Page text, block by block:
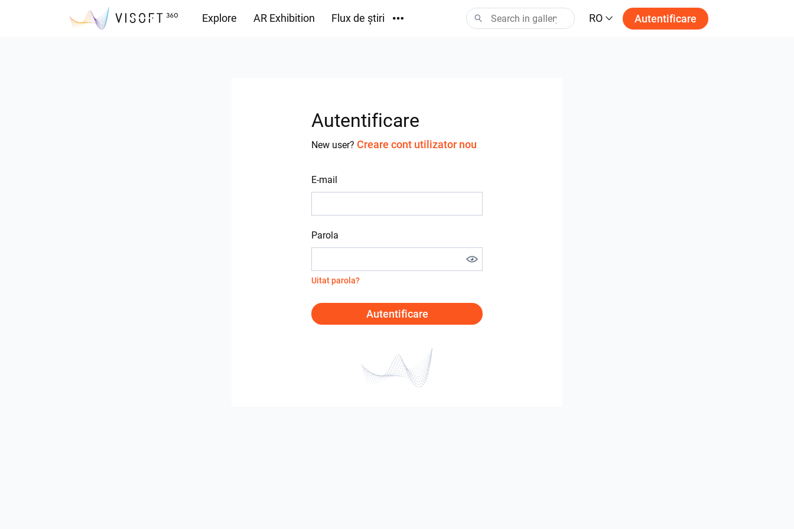
Explore AR Exhibition Flux de știri RO Autentificare
Autentificare
New user? Creare cont utilizator nou
E-mail
Parola
Uitat parola?
Autentificare